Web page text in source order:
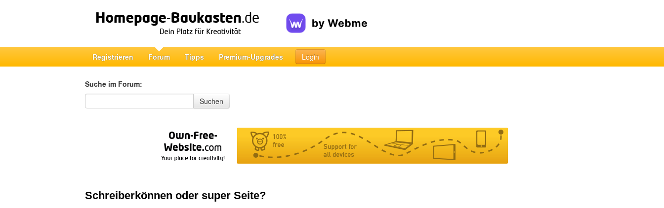
Registrieren Forum Tipps Premium-Upgrades Login
Suche im Forum:
Suche im Forum
Suchen
Schreiberkönnen oder super Seite?